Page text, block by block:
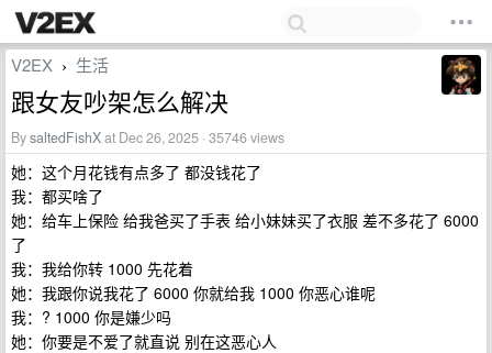
V2EX › 生活
跟女友吵架怎么解决
BysaltedFishXat Dec 26, 2025 · 35746 views
她：这个月花钱有点多了 都没钱花了
我：都买啥了
她：给车上保险 给我爸买了手表 给小妹妹买了衣服 差不多花了 6000
了
我：我给你转 1000 先花着
她：我跟你说我花了 6000 你就给我 1000 你恶心谁呢
我：? 1000 你是嫌少吗
她：你要是不爱了就直说 别在这恶心人